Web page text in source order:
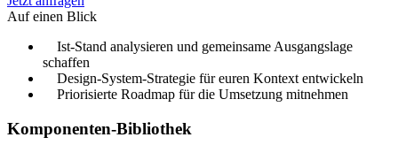
Auf einen Blick
Ist-Stand analysieren und gemeinsame Ausgangslage
schaffen
Design-System-Strategie für euren Kontext entwickeln
Priorisierte Roadmap für die Umsetzung mitnehmen
Komponenten-Bibliothek